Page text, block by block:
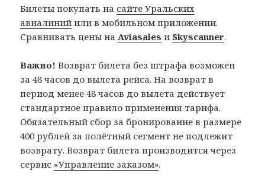
Билеты покупать на сайте Уральских
авиалиний или в мобильном приложении.
Сравнивать цены на Aviasales и Skyscanner.
Важно! Возврат билета без штрафа возможен
за 48 часов до вылета рейса. На возврат в
период менее 48 часов до вылета действует
стандартное правило применения тарифа.
Обязательный сбор за бронирование в размере
400 рублей за полётный сегмент не подлежит
возврату. Возврат билета производится через
сервис «Управление заказом».